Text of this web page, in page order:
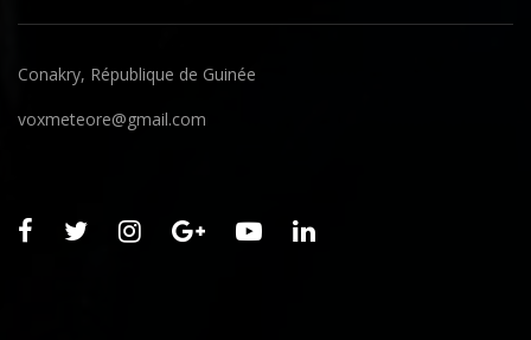
Conakry, République de Guinée
voxmeteore@gmail.com